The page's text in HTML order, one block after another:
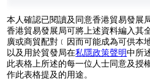
本人確認已閱讀及同意香港貿易發展
香港貿易發展局可將上述資料編入其
廣或商貿配對﹝因而可能成為可供本
以及用於貿發局在私隱政策聲明中所
此表格上所述的每一位人士同意及授
作此表格提及的用途。